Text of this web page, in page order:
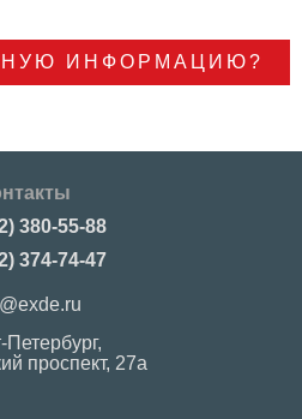
ИНФОРМАЦИЮ?
380-55-88
374-74-47
Петербург,
проспект, 27a